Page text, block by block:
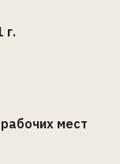
г.
мест